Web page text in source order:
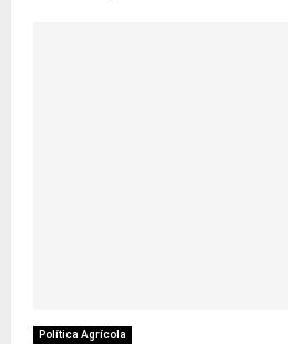
Política Agrícola